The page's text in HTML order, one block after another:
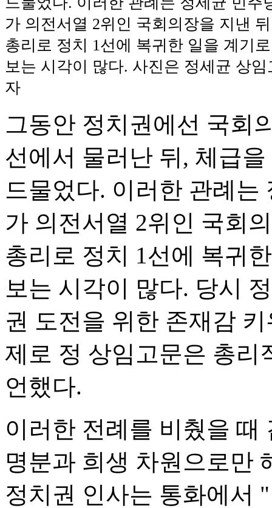
가 의전서열 2위인 국회의장을 지낸
총리로 정치 1선에 복귀한 일을 계기
보는 시각이 많다. 사진은 정세균 상
자
그동안 정치권에선 국회
선에서 물러난 뒤, 체급
드물었다. 이러한 관례는
가 의전서열 2위인 국회
총리로 정치 1선에 복귀
보는 시각이 많다. 당시
권 도전을 위한 존재감
제로 정 상임고문은 총리
언했다.
이러한 전례를 비췄을 때
명분과 희생 차원으로만
정치권 인사는 통화에서